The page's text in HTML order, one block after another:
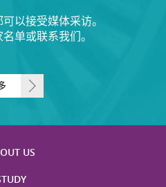
以接受媒体采访。
单或联系我们。
US